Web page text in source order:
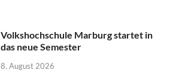
Volkshochschule Marburg startet in
das neue Semester
8. August 2026